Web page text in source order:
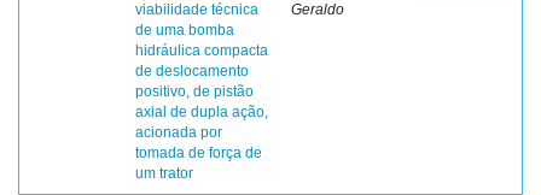
viabilidade técnica
de uma bomba
hidráulica compacta
de deslocamento
positivo, de pistão
axial de dupla ação,
acionada por
tomada de força de
um trator
Geraldo